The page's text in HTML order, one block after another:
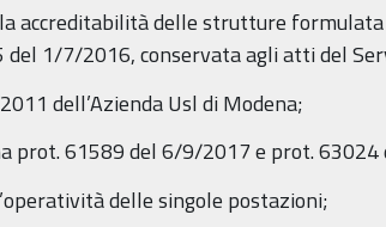
accreditabilità delle strutture
1/7/2016, conservata agli atti del
dell’Azienda Usl di Modena;
prot. 61589 del 6/9/2017 e prot.
delle singole postazioni;